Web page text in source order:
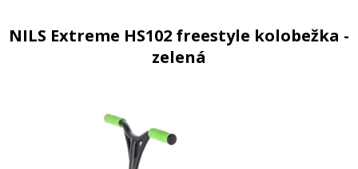
NILS Extreme HS102 freestyle kolobežka -
zelená